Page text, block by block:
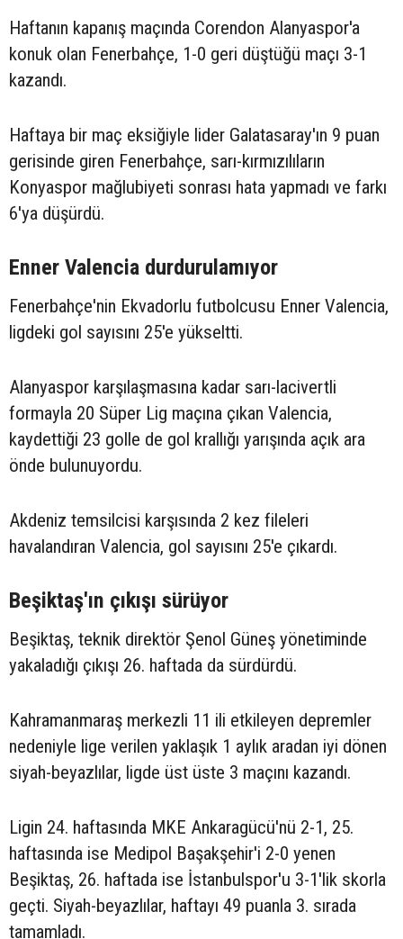
Haftanın kapanış maçında Corendon Alanyaspor'a
konuk olan Fenerbahçe, 1-0 geri düştüğü maçı 3-1
kazandı.
Haftaya bir maç eksiğiyle lider Galatasaray'ın 9 puan
gerisinde giren Fenerbahçe, sarı-kırmızılıların
Konyaspor mağlubiyeti sonrası hata yapmadı ve farkı
6'ya düşürdü.
Enner Valencia durdurulamıyor
Fenerbahçe'nin Ekvadorlu futbolcusu Enner Valencia,
ligdeki gol sayısını 25'e yükseltti.
Alanyaspor karşılaşmasına kadar sarı-lacivertli
formayla 20 Süper Lig maçına çıkan Valencia,
kaydettiği 23 golle de gol krallığı yarışında açık ara
önde bulunuyordu.
Akdeniz temsilcisi karşısında 2 kez fileleri
havalandıran Valencia, gol sayısını 25'e çıkardı.
Beşiktaş'ın çıkışı sürüyor
Beşiktaş, teknik direktör Şenol Güneş yönetiminde
yakaladığı çıkışı 26. haftada da sürdürdü.
Kahramanmaraş merkezli 11 ili etkileyen depremler
nedeniyle lige verilen yaklaşık 1 aylık aradan iyi dönen
siyah-beyazlılar, ligde üst üste 3 maçını kazandı.
Ligin 24. haftasında MKE Ankaragücü'nü 2-1, 25.
haftasında ise Medipol Başakşehir'i 2-0 yenen
Beşiktaş, 26. haftada ise İstanbulspor'u 3-1'lik skorla
geçti. Siyah-beyazlılar, haftayı 49 puanla 3. sırada
tamamladı.